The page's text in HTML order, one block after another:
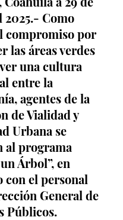
Como
compromiso por
las áreas verdes
una cultura
entre la
agentes de la
de Vialidad y
Urbana se
al programa
Árbol”, en
con el personal
General de
Públicos.